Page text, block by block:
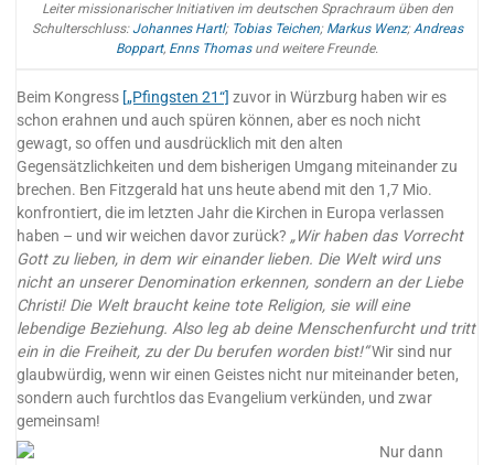
Leiter missionarischer Initiativen im deutschen Sprachraum üben den
Schulterschluss:Johannes Hartl; Tobias Teichen; Markus Wenz;Andreas
Boppart, Enns Thomasund weitere Freunde.
Beim Kongress [„Pfingsten 21“] zuvor in Würzburg haben wir es
schon erahnen und auch spüren können, aber es noch nicht
gewagt, so offen und ausdrücklich mit den alten
Gegensätzlichkeiten und dem bisherigen Umgang miteinander zu
brechen. Ben Fitzgerald hat uns heute abend mit den 1,7 Mio.
konfrontiert, die im letzten Jahr die Kirchen in Europa verlassen
haben – und wir weichen davor zurück? „Wir haben das Vorrecht
Gott zu lieben, in dem wir einander lieben. Die Welt wird uns
nicht an unserer Denomination erkennen, sondern an der Liebe
Christi! Die Welt braucht keine tote Religion, sie will eine
lebendige Beziehung. Also leg ab deine Menschenfurcht und tritt
ein in die Freiheit, zu der Du berufen worden bist!“Wir sind nur
glaubwürdig, wenn wir einen Geistes nicht nur miteinander beten,
sondern auch furchtlos das Evangelium verkünden, und zwar
gemeinsam!
Nur dann